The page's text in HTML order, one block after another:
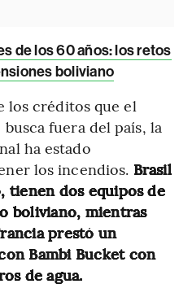
de los 60 años: los retos
boliviano
los créditos que el
fuera del país, la
ha estado
los incendios. Brasil
tienen dos equipos de
boliviano, mientras
prestó un
Bambi Bucket con
de agua.